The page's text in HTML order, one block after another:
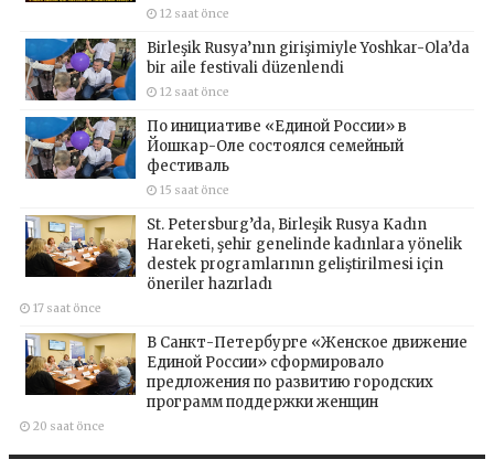
12 saat önce
Birleşik Rusya’nın girişimiyle Yoshkar-Ola’da
bir aile festivali düzenlendi
12 saat önce
По инициативе «Единой России» в
Йошкар-Оле состоялся семейный
фестиваль
15 saat önce
St. Petersburg’da, Birleşik Rusya Kadın
Hareketi, şehir genelinde kadınlara yönelik
destek programlarının geliştirilmesi için
öneriler hazırladı
17 saat önce
В Санкт-Петербурге «Женское движение
Единой России» сформировало
предложения по развитию городских
программ поддержки женщин
20 saat önce